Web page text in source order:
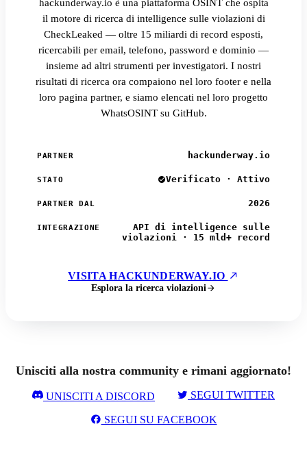
hackunderway.io è una piattaforma OSINT che ospita
il motore di ricerca di intelligence sulle violazioni di
CheckLeaked — oltre 15 miliardi di record esposti,
ricercabili per email, telefono, password e dominio —
insieme ad altri strumenti per investigatori. I nostri
risultati di ricerca ora compaiono nel loro footer e nella
loro pagina partner, e siamo elencati nel loro progetto
WhatsOSINT su GitHub.
PARTNER hackunderway.io
STATO Verificato · Attivo
PARTNER DAL 2026
INTEGRAZIONE
API di intelligence sulle
violazioni · 15 mld+ record
VISITA HACKUNDERWAY.IO
Esplora la ricerca violazioni
Unisciti alla nostra community e rimani aggiornato!
UNISCITI A DISCORD SEGUI TWITTER
SEGUI SU FACEBOOK